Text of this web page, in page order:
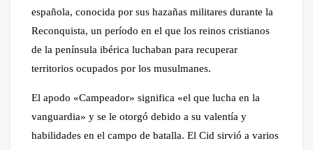
española, conocida por sus hazañas militares durante la
Reconquista, un período en el que los reinos cristianos
de la península ibérica luchaban para recuperar
territorios ocupados por los musulmanes.
El apodo «Campeador» significa «el que lucha en la
vanguardia» y se le otorgó debido a su valentía y
habilidades en el campo de batalla. El Cid sirvió a varios